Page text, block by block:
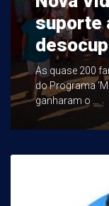
suporte
As quase 200
do Programa
ganharam o ...